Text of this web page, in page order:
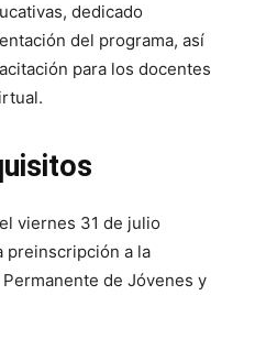
dedicado
del programa, así
para los docentes
viernes 31 de julio
preinscripción a la
de Jóvenes y